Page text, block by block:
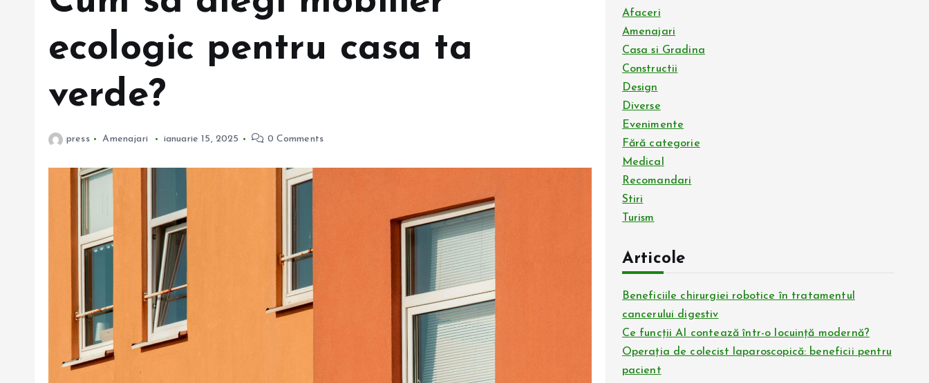
ecologic pentru casa ta
verde?
press Amenajari ianuarie 15, 2025 0 Comments
Afaceri
Amenajari
Casa si Gradina
Constructii
Design
Diverse
Evenimente
Fără categorie
Medical
Recomandari
Stiri
Turism
Articole
Beneficiile chirurgiei robotice în tratamentul
cancerului digestiv
Ce funcții AI contează într-o locuință modernă?
Operația de colecist laparoscopică: beneficii pentru
pacient